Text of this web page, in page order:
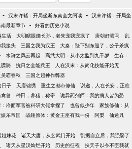
- 汉末许褚：开局坐断东南全文阅读 - 汉末许褚：开局坐
最新章节 - 好看的历史小说
生活 大明瞎眼嫡长孙，老朱宠我宠疯了 唐朝好驸马
乱
接头 三国之我为汉王
大秦：陛下别东巡了，公子杀疯
水浒之风云再起 高武大明：从小太监到九千岁
生存：
骑 抗日之全能兵王
人在汉末：从简化技能开始无
霸春秋 三国之超神作弊器
日子 天唐锦绣 重生之都市修仙
谢邀，人在长安，正准
兽 种田，养猪，称帝
诡异药剂师：我的病人皆为恐
冷面军官被科研大佬拿捏了 也曾似少年
家族修仙：从
乐帝国 战锤原体：黄金王座有我一份 阿梨
仙途凡
姐妹花 诸天大唐，从玄武门开始
割据自立后，我强娶了
诸天从星汉灿烂开始 历史的征程
挟天子以令不臣我就